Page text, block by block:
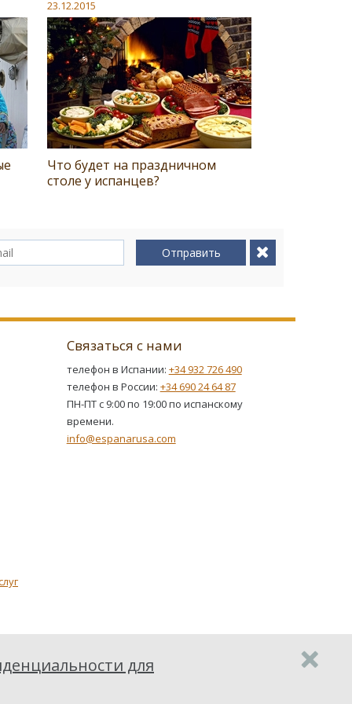
23.12.2015
Что будет на праздничном
столе у испанцев?
Отправить
Связаться с нами
телефон в Испании: +34 932 726 490
телефон в России: +34 690 24 64 87
ПН-ПТ с 9:00 по 19:00 по испанскому
времени.
info@espanarusa.com
для